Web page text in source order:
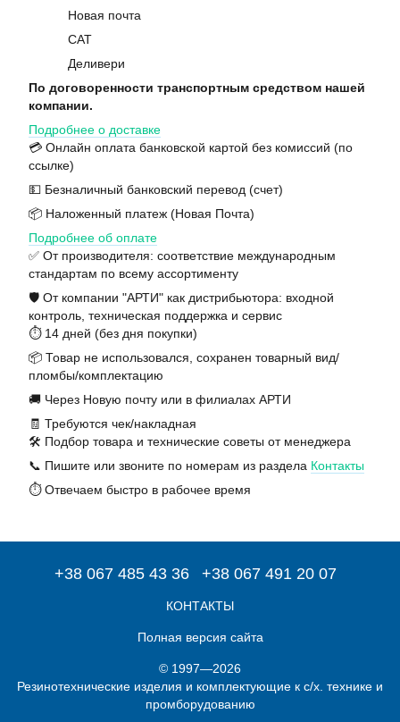
Новая почта
САТ
Деливери
По договоренности транспортным средством нашей
компании.
Подробнее о доставке
💳 Онлайн оплата банковской картой без комиссий (по
ссылке)
💵 Безналичный банковский перевод (счет)
📦 Наложенный платеж (Новая Почта)
Подробнее об оплате
✅ От производителя: соответствие международным
стандартам по всему ассортименту
🛡️ От компании "АРТИ" как дистрибьютора: входной
контроль, техническая поддержка и сервис
⏱️ 14 дней (без дня покупки)
📦 Товар не использовался, сохранен товарный вид/
пломбы/комплектацию
🚚 Через Новую почту или в филиалах АРТИ
🧾 Требуются чек/накладная
🛠️ Подбор товара и технические советы от менеджера
📞 Пишите или звоните по номерам из раздела Контакты
⏱️ Отвечаем быстро в рабочее время
+38 067 485 43 36 +38 067 491 20 07
КОНТАКТЫ
Полная версия сайта
© 1997—2026
Резинотехнические изделия и комплектующие к с/х. технике и
промборудованию